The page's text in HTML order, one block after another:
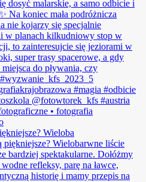
Wieloba